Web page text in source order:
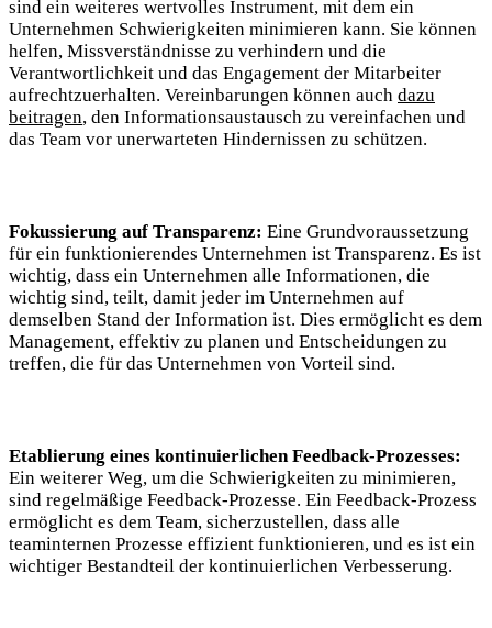
sind ein weiteres wertvolles Instrument, mit dem ein
Unternehmen Schwierigkeiten minimieren kann. Sie können
helfen, Missverständnisse zu verhindern und die
Verantwortlichkeit und das Engagement der Mitarbeiter
aufrechtzuerhalten. Vereinbarungen können auch dazu
beitragen, den Informationsaustausch zu vereinfachen und
das Team vor unerwarteten Hindernissen zu schützen.
Fokussierung auf Transparenz: Eine Grundvoraussetzung
für ein funktionierendes Unternehmen ist Transparenz. Es ist
wichtig, dass ein Unternehmen alle Informationen, die
wichtig sind, teilt, damit jeder im Unternehmen auf
demselben Stand der Information ist. Dies ermöglicht es dem
Management, effektiv zu planen und Entscheidungen zu
treffen, die für das Unternehmen von Vorteil sind.
Etablierung eines kontinuierlichen Feedback-Prozesses:
Ein weiterer Weg, um die Schwierigkeiten zu minimieren,
sind regelmäßige Feedback-Prozesse. Ein Feedback-Prozess
ermöglicht es dem Team, sicherzustellen, dass alle
teaminternen Prozesse effizient funktionieren, und es ist ein
wichtiger Bestandteil der kontinuierlichen Verbesserung.